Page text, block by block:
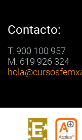
Contacto:
T. 900 100 957
M. 619 926 324
hola